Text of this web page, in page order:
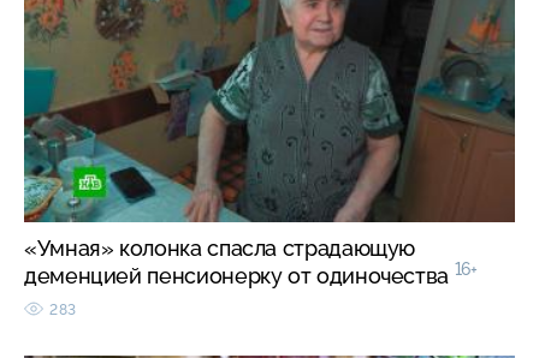
«Умная» колонка спасла страдающую
деменцией пенсионерку от одиночества 16+
283